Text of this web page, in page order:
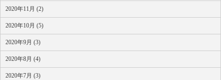
2020年11月 (2)
2020年10月 (5)
2020年9月 (3)
2020年8月 (4)
2020年7月 (3)